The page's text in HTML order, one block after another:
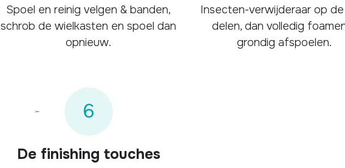
Spoel en reinig velgen & banden,
schrob de wielkasten en spoel dan
opnieuw.
Insecten-verwijderaar op de
delen, dan volledig
grondig afspoelen.
6
De finishing touches